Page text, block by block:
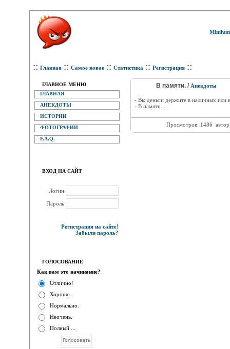
:: Главная :: Самое новое :: Статистика :: Регистрация ::
ГЛАВНОЕ МЕНЮ
ГЛАВНАЯ
АНЕКДОТЫ
ИСТОРИИ
ФОТОГРАФИИ
F.A.Q.
ВХОД НА САЙТ
Логин
Пароль
Регистрация на сайте!
Забыли пароль?
ГОЛОСОВАНИЕ
Как вам это начинание?
Отлично!
Хорошо.
Нормально.
Неочень.
Полный ...
В памяти. / Анекдоты
- Вы деньги держите в наличных или
- В памяти...
Просмотров: 1486